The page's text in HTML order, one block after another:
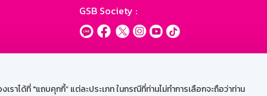
ได้ที่ "แถบคุกกี้” แต่ละประเภท ในกรณีที่ท่านไม่ทำการเลือกจะถือว่าท่าน
GSB Society :